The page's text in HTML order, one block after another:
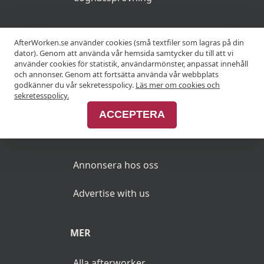
KRÖGARE
Anslut din restaurang
Annonsera hos oss
Advertise with us
MER
AfterWorken.se använder cookies (små textfiler som lagras på din
dator). Genom att använda vår hemsida samtycker du till att vi
använder cookies för statistik, användarmönster, anpassat innehåll
och annonser. Genom att fortsätta använda vår webbplats
godkänner du vår sekretesspolicy. Läs mer om cookies och
sekretesspolicy.
ACCEPTERA